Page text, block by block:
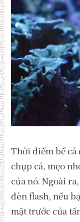
Thời điểm bể cá
chụp cá, mẹo
của nó. Ngoài
đèn flash, nếu
mặt trước của